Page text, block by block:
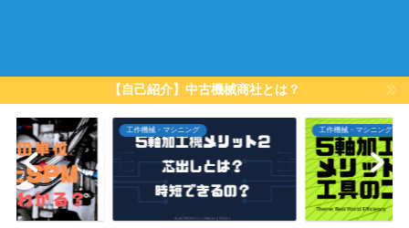
【自己紹介】中古機械商社とは？
工作機械・マシニング 工作機械・マシニング